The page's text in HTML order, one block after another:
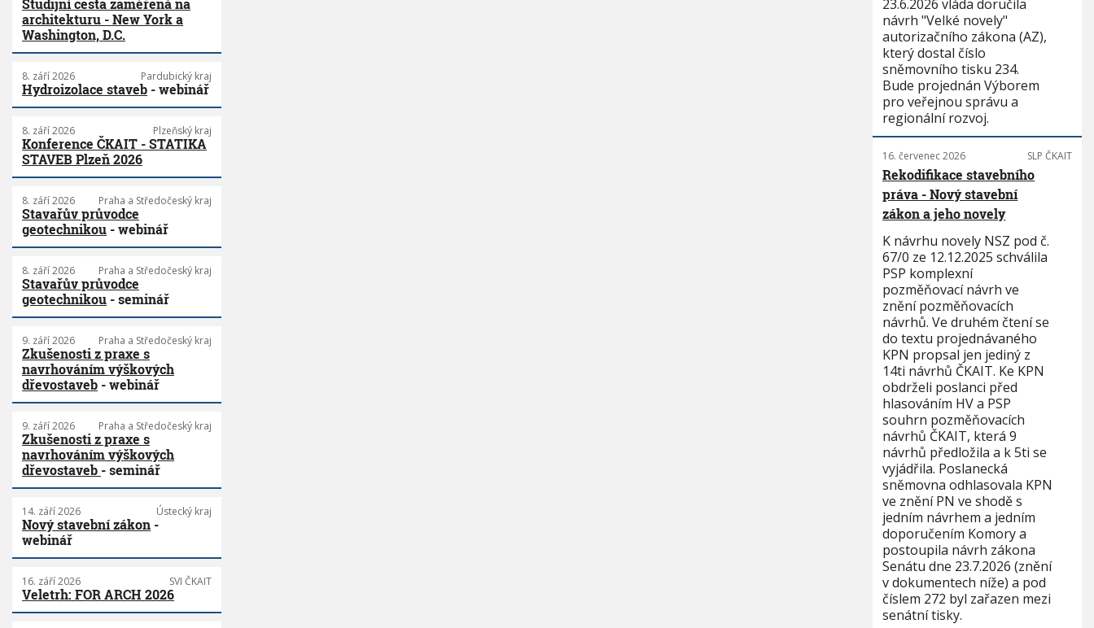
Studijní cesta zaměřená na
architekturu - New York a
Washington, D.C.
8. září 2026 Pardubický kraj
Hydroizolace staveb - webinář
8. září 2026 Plzeňský kraj
Konference ČKAIT - STATIKA
STAVEB Plzeň 2026
8. září 2026 Praha a Středočeský kraj
Stavařův průvodce
geotechnikou - webinář
8. září 2026 Praha a Středočeský kraj
Stavařův průvodce
geotechnikou - seminář
9. září 2026 Praha a Středočeský kraj
Zkušenosti z praxe s
navrhováním výškových
dřevostaveb - webinář
9. září 2026 Praha a Středočeský kraj
Zkušenosti z praxe s
navrhováním výškových
dřevostaveb - seminář
14. září 2026 Ústecký kraj
Nový stavební zákon -
webinář
16. září 2026 SVI ČKAIT
Veletrh: FOR ARCH 2026
23.6.2026 vláda doručila
návrh "Velké novely"
autorizačního zákona (AZ),
který dostal číslo
sněmovního tisku 234.
Bude projednán Výborem
pro veřejnou správu a
regionální rozvoj.
16. červenec 2026 SLP ČKAIT
Rekodifikace stavebního
práva - Nový stavební
zákon a jeho novely
K návrhu novely NSZ pod č.
67/0 ze 12.12.2025 schválila
PSP komplexní
pozměňovací návrh ve
znění pozměňovacích
návrhů. Ve druhém čtení se
do textu projednávaného
KPN propsal jen jediný z
14ti návrhů ČKAIT. Ke KPN
obdrželi poslanci před
hlasováním HV a PSP
souhrn pozměňovacích
návrhů ČKAIT, která 9
návrhů předložila a k 5ti se
vyjádřila. Poslanecká
sněmovna odhlasovala KPN
ve znění PN ve shodě s
jedním návrhem a jedním
doporučením Komory a
postoupila návrh zákona
Senátu dne 23.7.2026 (znění
v dokumentech níže) a pod
číslem 272 byl zařazen mezi
senátní tisky.